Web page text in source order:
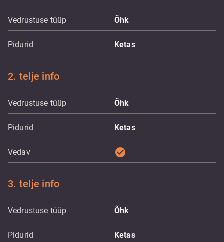
Vedrustuse tüüp Õhk
Pidurid Ketas
2. telje info
Vedrustuse tüüp Õhk
Pidurid Ketas
Vedav check_circle
3. telje info
Vedrustuse tüüp Õhk
Pidurid Ketas